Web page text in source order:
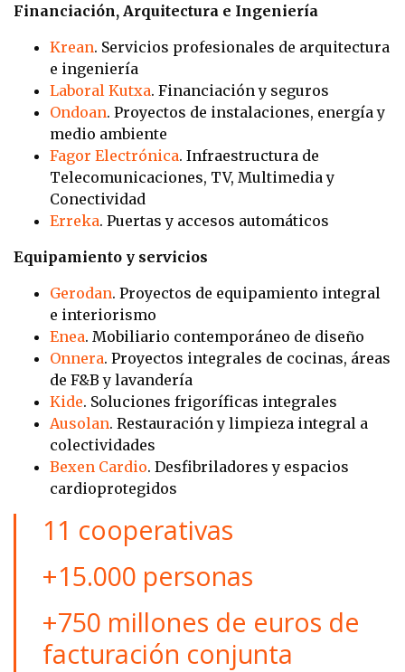
Financiación, Arquitectura e Ingeniería
Krean. Servicios profesionales de arquitectura
e ingeniería
Laboral Kutxa. Financiación y seguros
Ondoan. Proyectos de instalaciones, energía y
medio ambiente
Fagor Electrónica. Infraestructura de
Telecomunicaciones, TV, Multimedia y
Conectividad
Erreka. Puertas y accesos automáticos
Equipamiento y servicios
Gerodan. Proyectos de equipamiento integral
e interiorismo
Enea. Mobiliario contemporáneo de diseño
Onnera. Proyectos integrales de cocinas, áreas
de F&B y lavandería
Kide. Soluciones frigoríficas integrales
Ausolan. Restauración y limpieza integral a
colectividades
Bexen Cardio. Desfibriladores y espacios
cardioprotegidos
11 cooperativas
+15.000 personas
+750 millones de euros de
facturación conjunta